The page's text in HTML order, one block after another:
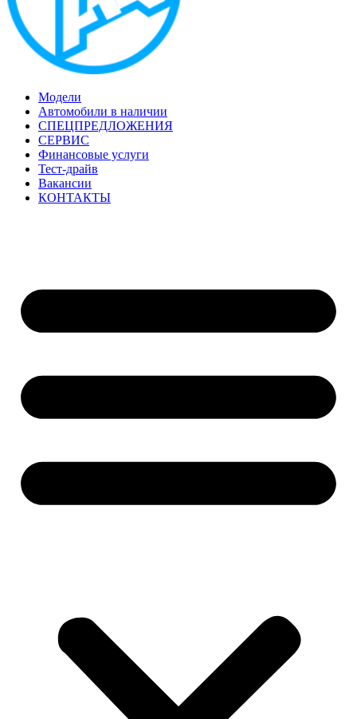
Модели
Автомобили в наличии
СПЕЦПРЕДЛОЖЕНИЯ
СЕРВИС
Финансовые услуги
Тест-драйв
Вакансии
КОНТАКТЫ